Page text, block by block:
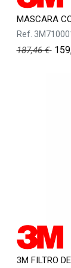
MASCARA
Ref.
187,46€
3M FILTRO